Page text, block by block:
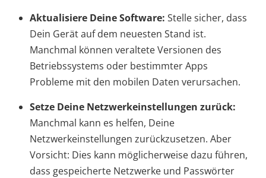
Aktualisiere Deine Software: Stelle sicher, dass
Dein Gerät auf dem neuesten Stand ist.
Manchmal können veraltete Versionen des
Betriebssystems oder bestimmter Apps
Probleme mit den mobilen Daten verursachen.
Setze Deine Netzwerkeinstellungen zurück:
Manchmal kann es helfen, Deine
Netzwerkeinstellungen zurückzusetzen. Aber
Vorsicht: Dies kann möglicherweise dazu führen,
dass gespeicherte Netzwerke und Passwörter